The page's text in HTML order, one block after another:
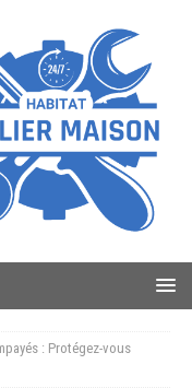
: Protégez-vous